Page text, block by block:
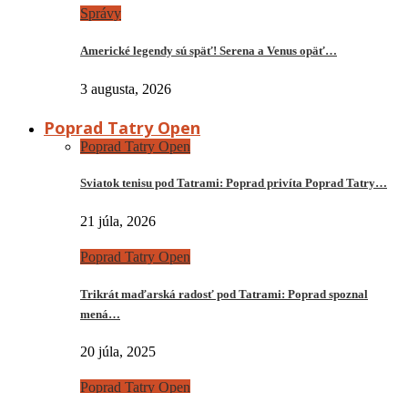
Správy
Americké legendy sú späť! Serena a Venus opäť…
3 augusta, 2026
Poprad Tatry Open
Poprad Tatry Open
Sviatok tenisu pod Tatrami: Poprad privíta Poprad Tatry…
21 júla, 2026
Poprad Tatry Open
Trikrát maďarská radosť pod Tatrami: Poprad spoznal
mená…
20 júla, 2025
Poprad Tatry Open